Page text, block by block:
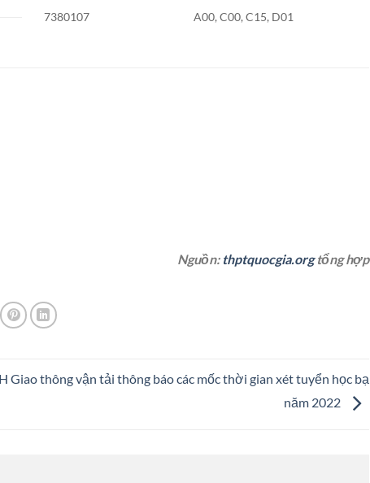
7380107
A00, C00, C15, D01
Nguồn: thptquocgia.orgtổng hợp
Giao thông vận tải thông báo các mốc thời gian xét tuyển học bạ
năm 2022